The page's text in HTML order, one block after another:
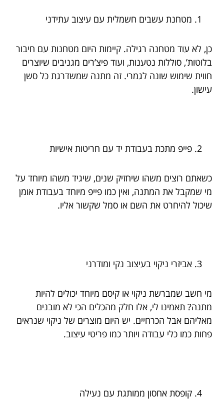
מטחנת עשבים חשמלית עם עיצוב עתידני
כן, לא עוד מטחנה רגילה. קיימות היום מטחנות עם חיבור
בלוטות’, סוללות נטענות, ועוד פיצ’רים מגניבים שיוצרים
חווית שימוש שונה לגמרי. זה מתנה שמשדרגת כל סשן
עישון.
פייפ מתכת בעבודת יד עם חריטות אישיות
כשאתם רוצים משהו שיחזיק שנים, שיגיד משהו מיוחד על
מי שמקבל את המתנה, ואין כמו פייפ מיוחד בעבודת אומן
שיכול להיחרט את השם או סמל שקשור אליו.
אביזרי ניקוי בעיצוב נקי ומודרני
מי חשב שמברשת ניקוי או קיסם מיוחד יכולים להיות
מתנה? תאמינו לי, אלו חלק מהכלים הכי לא מובנים
מאליהם אבל הכרחיים. יש היום מוצרים של ניקוי שנראים
פחות כמו כלי עבודה ויותר כמו פריטי עיצוב.
קופסת אחסון ממותגת עם נעילה